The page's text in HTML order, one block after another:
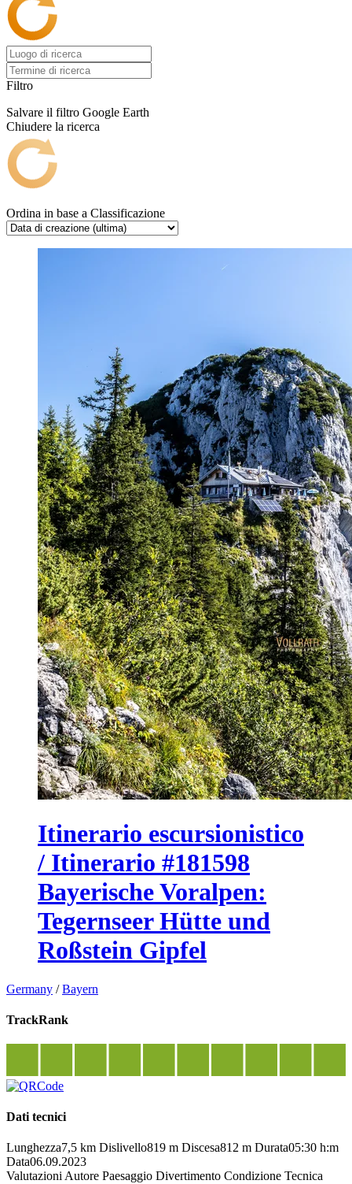
Filtro
Salvare il filtro Google Earth
Chiudere la ricerca
Ordina in base a Classificazione
Itinerario escursionistico
/ Itinerario #181598
Bayerische Voralpen:
Tegernseer Hütte und
Roßstein Gipfel
Germany /Bayern
TrackRank
Dati tecnici
Lunghezza7,5 km Dislivello819 m Discesa812 m Durata05:30 h:m
Data06.09.2023
Valutazioni Autore Paesaggio Divertimento Condizione Tecnica